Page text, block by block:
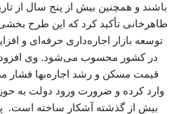
باشند و همچنین بیش از پنج سال از
طاهرخانی تأکید کرد که این طرح
توسعه بازار اجاره‌داری حرفه‌ای و
در کشور محسوب می‌شود. وی
قیمت مسکن و رشد اجاره‌بها فشار
وارد کرده و ضرورت ورود دولت به
بیش از گذشته آشکار ساخته است.